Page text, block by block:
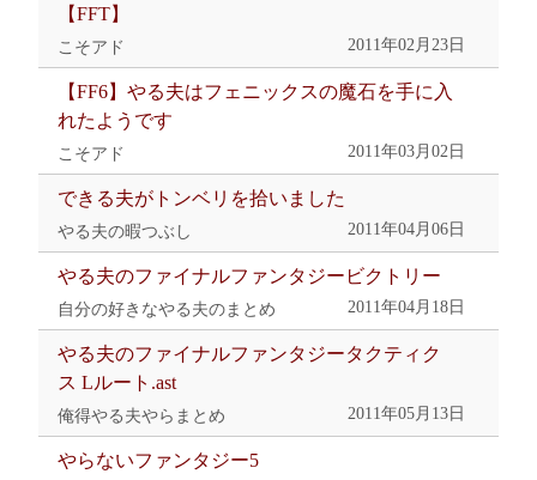
【FFT】
こそアド 2011年02月23日
【FF6】やる夫はフェニックスの魔石を手に入
れたようです
こそアド 2011年03月02日
できる夫がトンベリを拾いました
やる夫の暇つぶし 2011年04月06日
やる夫のファイナルファンタジービクトリー
自分の好きなやる夫のまとめ 2011年04月18日
やる夫のファイナルファンタジータクティク
ス Lルート.ast
俺得やる夫やらまとめ 2011年05月13日
やらないファンタジー5